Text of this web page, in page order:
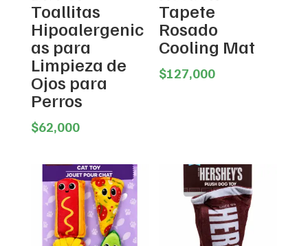
Toallitas
Hipoalergenic
as para
Limpieza de
Ojos para
Perros
$62,000
Tapete
Rosado
Cooling Mat
$127,000